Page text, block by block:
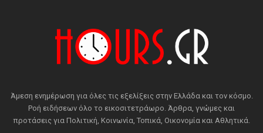
Άμεση ενημέρωση για όλες τις εξελίξεις στην Ελλάδα και τον κόσμο.
Ροή ειδήσεων όλο το εικοσιτετράωρο. Άρθρα, γνώμες και
προτάσεις για Πολιτική, Κοινωνία, Τοπικά, Οικονομία και Αθλητικά.